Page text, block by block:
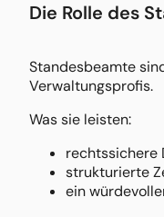
Die Rolle des
Standesbeamte
Verwaltungsprofis.
Was sie leisten:
rechtssichere
strukturierte
ein